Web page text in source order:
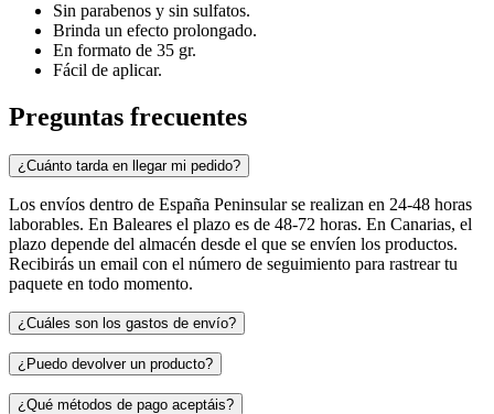
Sin parabenos y sin sulfatos.
Brinda un efecto prolongado.
En formato de 35 gr.
Fácil de aplicar.
Preguntas frecuentes
¿Cuánto tarda en llegar mi pedido?
Los envíos dentro de España Peninsular se realizan en 24-48 horas
laborables. En Baleares el plazo es de 48-72 horas. En Canarias, el
plazo depende del almacén desde el que se envíen los productos.
Recibirás un email con el número de seguimiento para rastrear tu
paquete en todo momento.
¿Cuáles son los gastos de envío?
¿Puedo devolver un producto?
¿Qué métodos de pago aceptáis?